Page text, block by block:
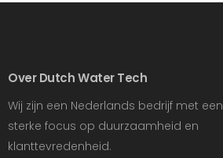
Over Dutch Water Tech
Wij zijn een Nederlands bedrijf met een
sterke focus op duurzaamheid en
klanttevredenheid.